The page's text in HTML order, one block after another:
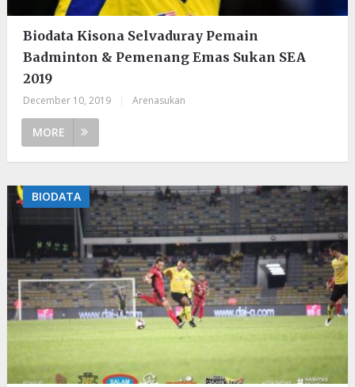
Biodata Kisona Selvaduray Pemain
Badminton & Pemenang Emas Sukan SEA
2019
December 10, 2019 Arenasukan
MORE
BIODATA